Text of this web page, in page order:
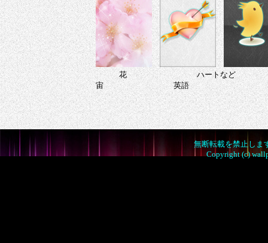
無断転載を禁止しま
Copyright (c)